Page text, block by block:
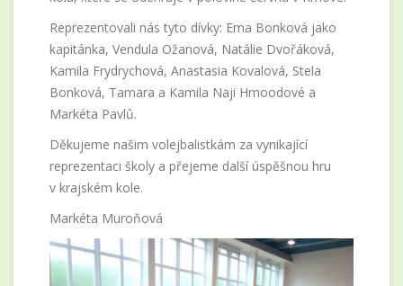
Reprezentovali nás tyto dívky: Ema Bonková jako
kapitánka, Vendula Ožanová, Natálie Dvořáková,
Kamila Frydrychová, Anastasia Kovalová, Stela
Bonková, Tamara a Kamila Naji Hmoodové a
Markéta Pavlů.
Děkujeme našim volejbalistkám za vynikající
reprezentaci školy a přejeme další úspěšnou hru
v krajském kole.
Markéta Muroňová